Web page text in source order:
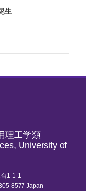
生
理工学類
University of
1-1-1
8577 Japan